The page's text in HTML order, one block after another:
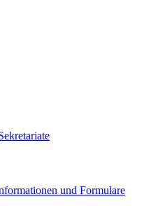
und Formulare